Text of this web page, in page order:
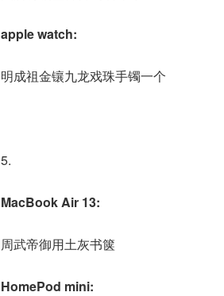
apple watch:
明成祖金镶九龙戏珠手镯一个
5.
MacBook Air 13:
周武帝御用土灰书箧
HomePod mini: